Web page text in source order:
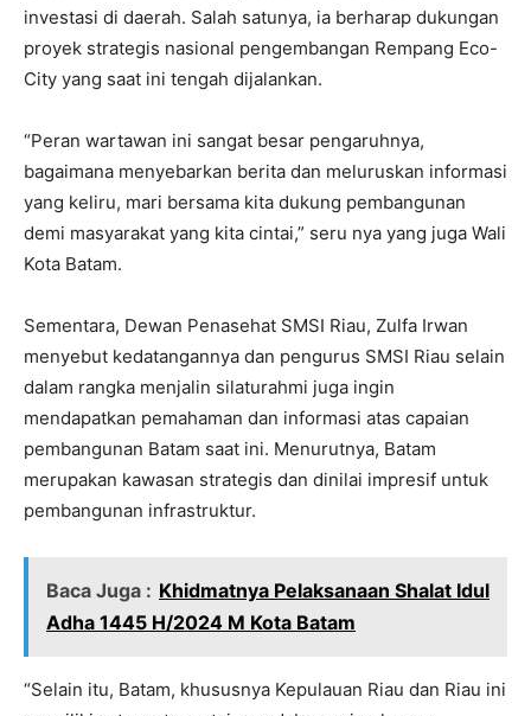
investasi di daerah. Salah satunya, ia berharap dukungan
proyek strategis nasional pengembangan Rempang Eco-
City yang saat ini tengah dijalankan.
“Peran wartawan ini sangat besar pengaruhnya,
bagaimana menyebarkan berita dan meluruskan informasi
yang keliru, mari bersama kita dukung pembangunan
demi masyarakat yang kita cintai,” seru nya yang juga Wali
Kota Batam.
Sementara, Dewan Penasehat SMSI Riau, Zulfa Irwan
menyebut kedatangannya dan pengurus SMSI Riau selain
dalam rangka menjalin silaturahmi juga ingin
mendapatkan pemahaman dan informasi atas capaian
pembangunan Batam saat ini. Menurutnya, Batam
merupakan kawasan strategis dan dinilai impresif untuk
pembangunan infrastruktur.
Baca Juga : Khidmatnya Pelaksanaan Shalat Idul
Adha 1445 H/2024 M Kota Batam
“Selain itu, Batam, khususnya Kepulauan Riau dan Riau ini